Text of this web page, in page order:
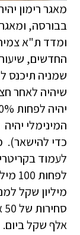
מאגר רימון
בבורסה,
ומדד ת"א
החדשים,
שיהיה לאחר
כדי להישאר).
לעמוד
מיליון שקל
אלף שקל ביום.